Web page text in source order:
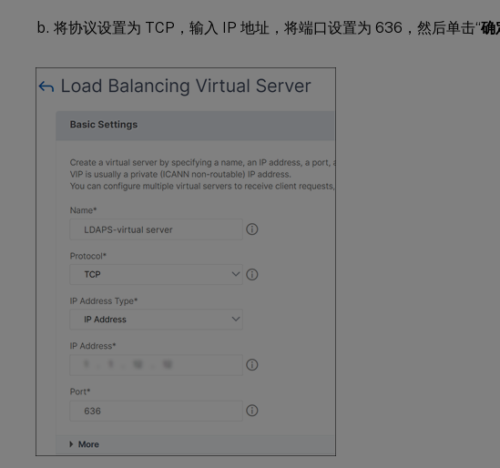
将协议设置为 TCP，输入 IP 地址，将端口设置为 636，然后单击“确